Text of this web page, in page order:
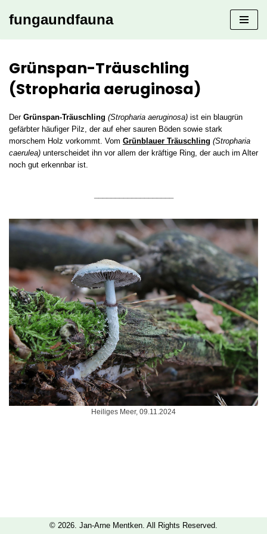
fungaundfauna
Grünspan-Träuschling
(Stropharia aeruginosa)
DerGrünspan-Träuschling (Stropharia aeruginosa) ist ein blaugrün
gefärbter häufiger Pilz, der auf eher sauren Böden sowie stark
morschem Holz vorkommt. Vom Grünblauer Träuschling (Stropharia
caerulea) unterscheidet ihn vor allem der kräftige Ring, der auch im Alter
noch gut erkennbar ist.
Heiliges Meer, 09.11.2024
© 2026. Jan-Arne Mentken. All Rights Reserved.